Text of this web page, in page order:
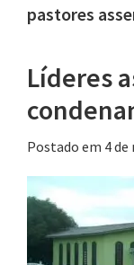
pastores
Líderes
Postado em 4 de